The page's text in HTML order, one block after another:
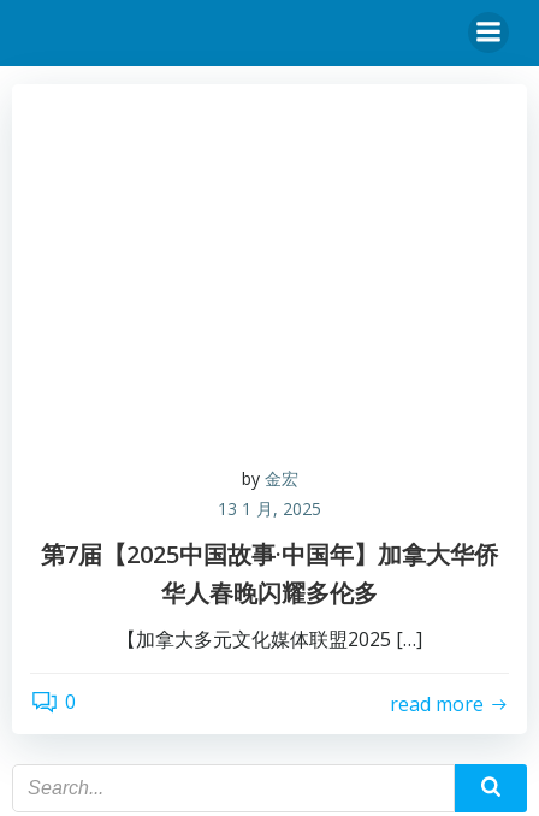
by 金宏
13 1 月, 2025
第7届【2025中国故事·中国年】加拿大华侨
华人春晚闪耀多伦多
【加拿大多元文化媒体联盟2025 […]
0 read more